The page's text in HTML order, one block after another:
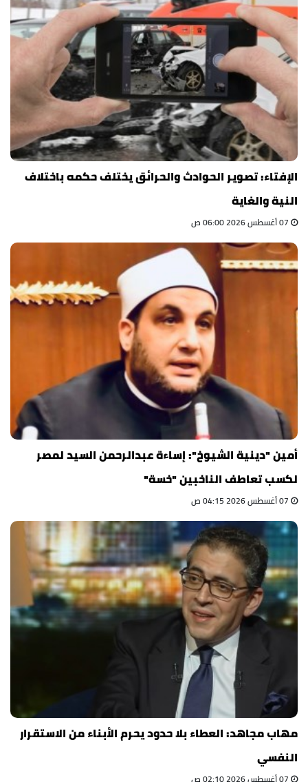
الإفتاء: تصوير الحوادث والحرائق يختلف حكمه باختلاف
النية والغاية
أمين "دينية الشيوخ": إساءة عبدالرحمن السيد لمصر
لكسب تعاطف الناخبين "خسة"
مهاب مجاهد: العطاء بلا حدود يحرم الأبناء من الاستقرار
النفسي